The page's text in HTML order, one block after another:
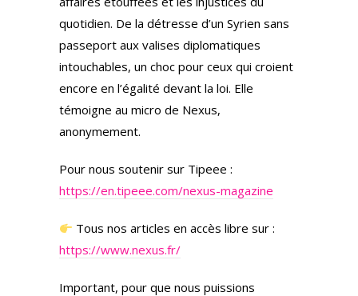
quotidien. De la détresse d’un Syrien sans
passeport aux valises diplomatiques
intouchables, un choc pour ceux qui croient
encore en l’égalité devant la loi. Elle
témoigne au micro de Nexus,
anonymement.
Pour nous soutenir sur Tipeee :
https://en.tipeee.com/nexus-magazine
Tous nos articles en accès libre sur :
https://www.nexus.fr/
Important, pour que nous puissions